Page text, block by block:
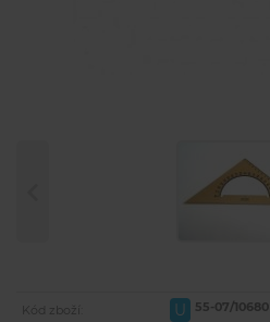
Kód zboží: U 55-07/10680